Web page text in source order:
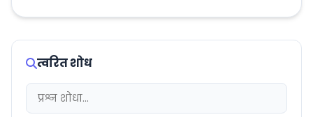
त्वरित शोध